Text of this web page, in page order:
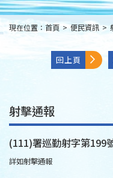
:::
現在位置： 首頁 > 便民資訊 >
回上頁
射擊通報
(111)署巡勤射字第199
詳如射擊通報